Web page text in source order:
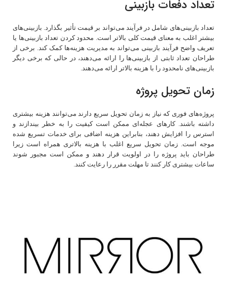
تعداد دفعات بازبینی
تعداد بازبینی‌های شامل در فرآیند می‌تواند بر قیمت تأثیر بگذارد. بازبینی‌های
بیشتر اغلب به معنای قیمت کلی بالاتر است. محدود کردن تعداد بازبینی‌ها یا
تعریف واضح فرآیند بازبینی می‌تواند به مدیریت هزینه‌ها کمک کند. برخی از
طراحان تعداد ثابتی از بازبینی‌ها را ارائه می‌دهند، در حالی که برخی دیگر
بازبینی‌های نامحدود را با هزینه بالاتر ارائه می‌دهند.
زمان تحویل پروژه
پروژه‌های فوری که نیاز به زمان تحویل سریع دارند می‌توانند هزینه بیشتری
داشته باشند. کارهای عجله‌ای ممکن است کیفیت را به خطر بیندازند و
استرس را افزایش دهند، بنابراین هزینه اضافی برای خدمات تسریع شده
موجه است. زمان تحویل سریع اغلب با هزینه بالاتری همراه است زیرا
طراحان باید پروژه را در اولویت قرار دهند و ممکن است مجبور شوند
ساعات بیشتری کار کنند تا مهلت مقرر را رعایت کنند.